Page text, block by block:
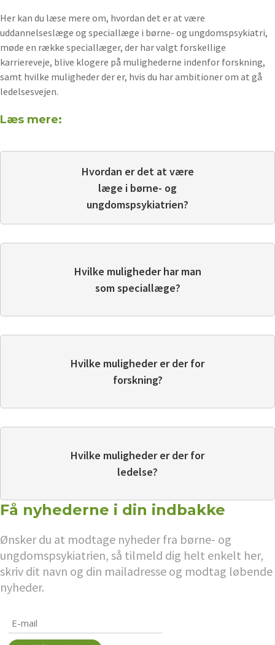
Her kan du læse mere om, hvordan det er at være
uddannelseslæge og speciallæge i børne- og ungdomspsykiatri,
møde en række speciallæger, der har valgt forskellige
karriereveje, blive klogere på mulighederne indenfor forskning,
samt hvilke muligheder der er, hvis du har ambitioner om at gå
ledelsesvejen.
Læs mere:
Hvordan er det at være
læge i børne- og
ungdomspsykiatrien?
Hvilke muligheder har man
som speciallæge?
Hvilke muligheder er der for
forskning?
Hvilke muligheder er der for
ledelse?
Få nyhederne i din indbakke
Ønsker du at modtage nyheder fra børne- og
ungdomspsykiatrien, så tilmeld dig helt enkelt her,
skriv dit navn og din mailadresse og modtag løbende
nyheder.